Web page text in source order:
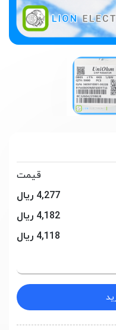
قیمت
4,277 ریال
4,182 ریال
4,118 ریال